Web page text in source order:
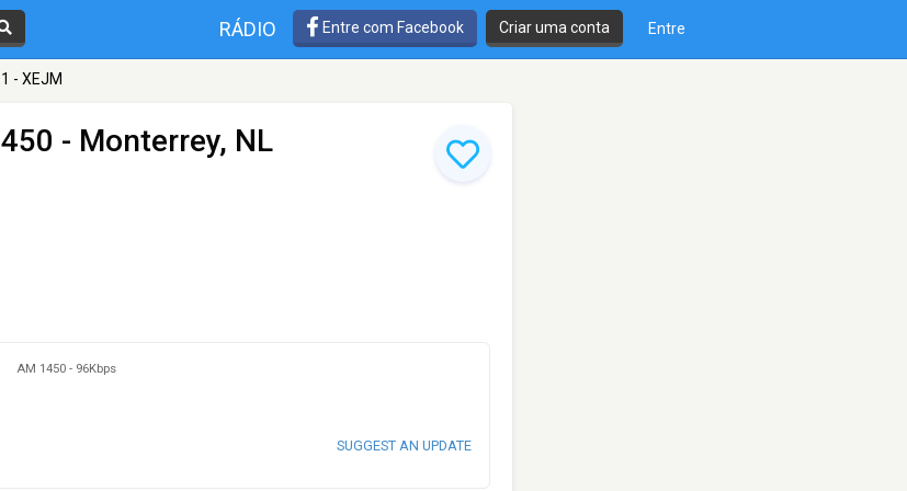
RÁDIO Entre com Facebook Criar uma conta Entre
- XEJM
- Monterrey, NL
AM 1450 - 96Kbps
SUGGEST AN UPDATE